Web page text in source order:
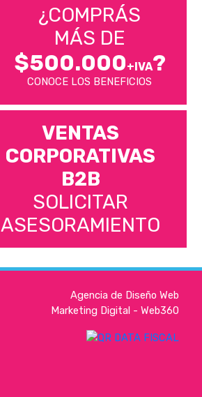
¿COMPRÁS
MÁS DE
$500.000+IVA?
CONOCE LOS BENEFICIOS
VENTAS
CORPORATIVAS
B2B
SOLICITAR
ASESORAMIENTO
Agencia de Diseño Web
Marketing Digital - Web360